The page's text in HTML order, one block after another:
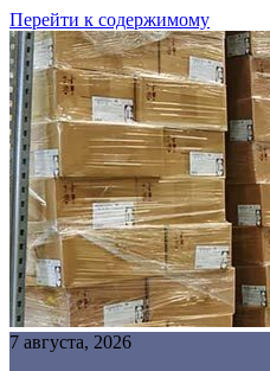
Перейти к содержимому
7 августа, 2026